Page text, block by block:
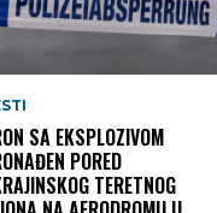
SA EKSPLOZIVOM
PORED
TERETNOG